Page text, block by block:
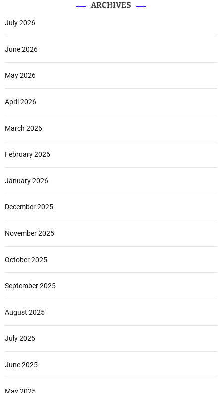
ARCHIVES
July 2026
June 2026
May 2026
April 2026
March 2026
February 2026
January 2026
December 2025
November 2025
October 2025
September 2025
August 2025
July 2025
June 2025
May 2025